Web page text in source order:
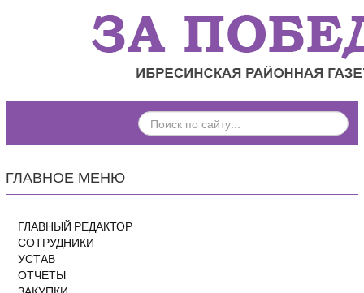
ПОИСК
ПО
ГЛАВНОЕ МЕНЮ
ГЛАВНЫЙ РЕДАКТОР
СОТРУДНИКИ
УСТАВ
ОТЧЕТЫ